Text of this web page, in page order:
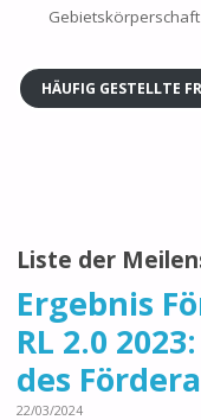
Gebietskörperschaft
HÄUFIG GESTELLTE
Liste der
Ergebnis
RL 2.0
des
22/03/2024